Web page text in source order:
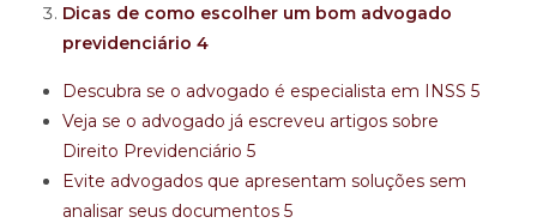
Dicas de como escolher um bom advogado
previdenciário 4
Descubra se o advogado é especialista em INSS 5
Veja se o advogado já escreveu artigos sobre
Direito Previdenciário 5
Evite advogados que apresentam soluções sem
analisar seus documentos 5